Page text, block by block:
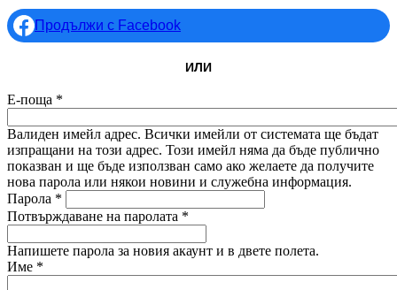
Продължи с Facebook
ИЛИ
Е-поща *
Валиден имейл адрес. Всички имейли от системата ще бъдат
изпращани на този адрес. Този имейл няма да бъде публично
показван и ще бъде използван само ако желаете да получите
нова парола или някои новини и служебна информация.
Парола *
Потвърждаване на паролата *
Напишете парола за новия акаунт и в двете полета.
Име *